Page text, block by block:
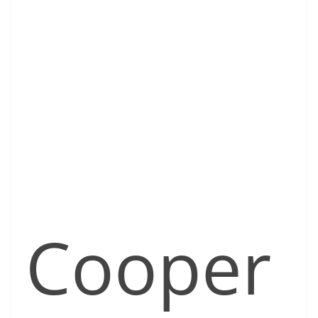
Cooper